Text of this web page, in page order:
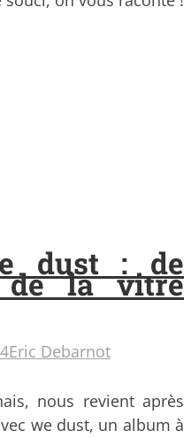
dust : de
de la vitre
Eric Debarnot
nous revient après
we dust, un album à